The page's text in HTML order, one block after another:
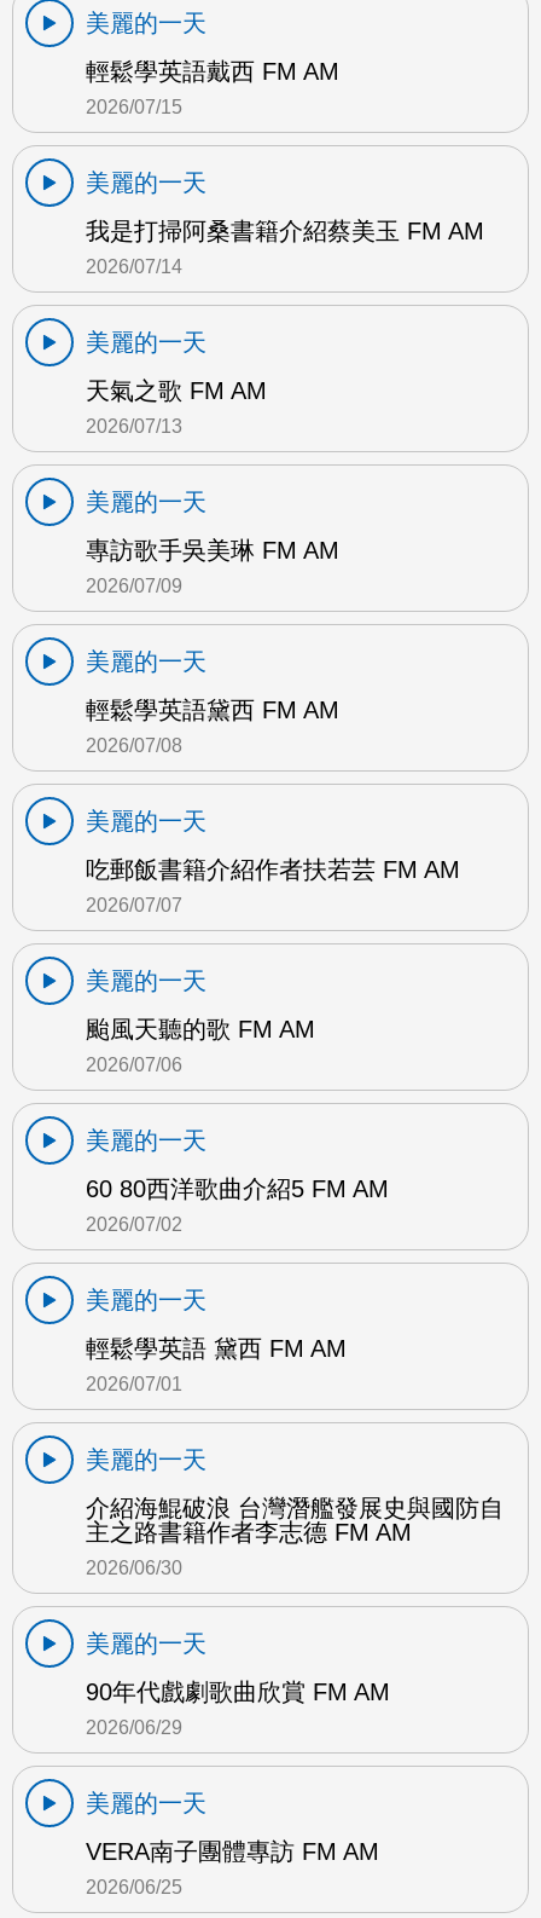
美麗的一天
輕鬆學英語戴西 FM AM
2026/07/15
美麗的一天
我是打掃阿桑書籍介紹蔡美玉 FM AM
2026/07/14
美麗的一天
天氣之歌 FM AM
2026/07/13
美麗的一天
專訪歌手吳美琳 FM AM
2026/07/09
美麗的一天
輕鬆學英語黛西 FM AM
2026/07/08
美麗的一天
吃郵飯書籍介紹作者扶若芸 FM AM
2026/07/07
美麗的一天
颱風天聽的歌 FM AM
2026/07/06
美麗的一天
60 80西洋歌曲介紹5 FM AM
2026/07/02
美麗的一天
輕鬆學英語 黛西 FM AM
2026/07/01
美麗的一天
介紹海鯤破浪 台灣潛艦發展史與國防自
主之路書籍作者李志德 FM AM
2026/06/30
美麗的一天
90年代戲劇歌曲欣賞 FM AM
2026/06/29
美麗的一天
VERA南子團體專訪 FM AM
2026/06/25